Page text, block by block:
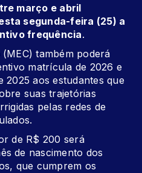
março e abril
segunda-feira (25) a
frequência.
também poderá
matrícula de 2026 e
aos estudantes que
suas trajetórias
pelas redes de
de R$ 200 será
de nascimento dos
que cumprem os